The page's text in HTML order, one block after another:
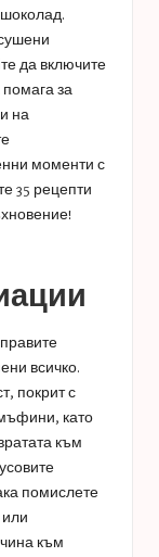
да включите
помага за
на
моменти с
35 рецепти
всичко.
покрит с
като
към
помислете
към